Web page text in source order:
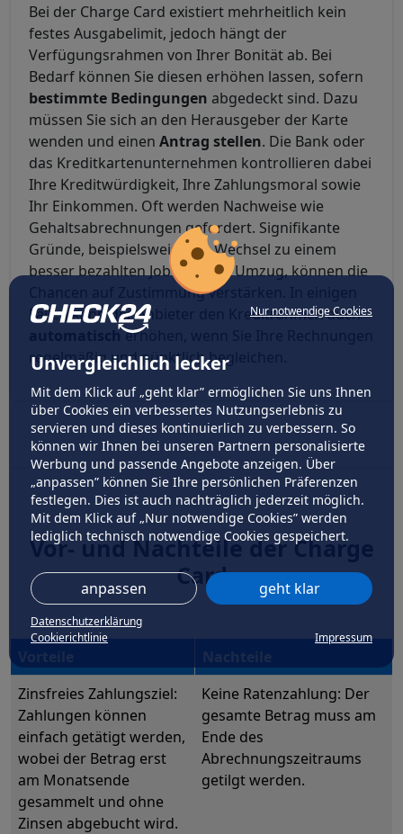
Nur notwendige Cookies
Unvergleichlich lecker
Mit dem Klick auf „geht klar” ermöglichen Sie uns Ihnen
über Cookies ein verbessertes Nutzungserlebnis zu
servieren und dieses kontinuierlich zu verbessern. So
können wir Ihnen bei unseren Partnern personalisierte
Werbung und passende Angebote anzeigen. Über
„anpassen” können Sie Ihre persönlichen Präferenzen
festlegen. Dies ist auch nachträglich jederzeit möglich.
Mit dem Klick auf „Nur notwendige Cookies” werden
lediglich technisch notwendige Cookies gespeichert.
anpassen geht klar
Datenschutzerklärung
Cookierichtlinie
Impressum
Bei der Charge Card existiert mehrheitlich kein
festes Ausgabelimit, jedoch hängt der
Verfügungsrahmen von Ihrer Bonität ab. Bei
Bedarf können Sie diesen erhöhen lassen, sofern
bestimmte Bedingungen abgedeckt sind. Dazu
müssen Sie sich an den Herausgeber der Karte
wenden und einen Antrag stellen. Die Bank oder
das Kreditkartenunternehmen kontrollieren dabei
Ihre Kreditwürdigkeit, Ihre Zahlungsmoral sowie
Ihr Einkommen. Oft werden Nachweise wie
Gehaltsabrechnungen gefordert. Signifikante
Gründe, beispielsweise ein Wechsel zu einem
besser bezahlten Job oder ein Umzug, können die
Chancen auf Zustimmung verstärken. In einigen
Fällen kann der Anbieter den Kreditrahmen auch
automatischerhöhen, wenn Sie Ihre Rechnungen
regelmäßig und pünktlich begleichen.
Vor- und Nachteile der Charge
Card
Vorteile
Nachteile
Zinsfreies Zahlungsziel:
Zahlungen können
einfach getätigt werden,
wobei der Betrag erst
am Monatsende
gesammelt und ohne
Zinsen abgebucht wird.
Keine Ratenzahlung: Der
gesamte Betrag muss am
Ende des
Abrechnungszeitraums
getilgt werden.